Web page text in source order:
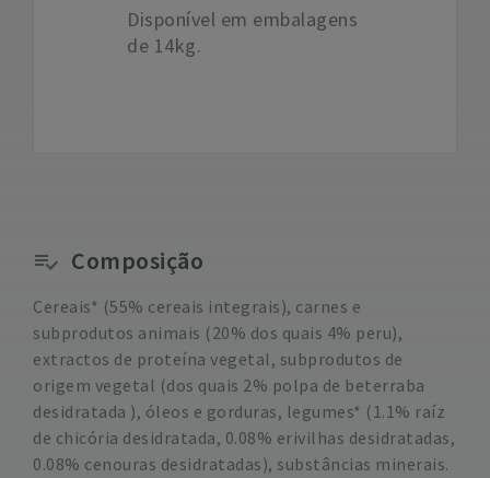
Disponível em embalagens
de 14kg.
Composição
Cereais* (55% cereais integrais), carnes e
subprodutos animais (20% dos quais 4% peru),
extractos de proteína vegetal, subprodutos de
origem vegetal (dos quais 2% polpa de beterraba
desidratada ), óleos e gorduras, legumes* (1.1% raíz
de chicória desidratada, 0.08% erivilhas desidratadas,
0.08% cenouras desidratadas), substâncias minerais.